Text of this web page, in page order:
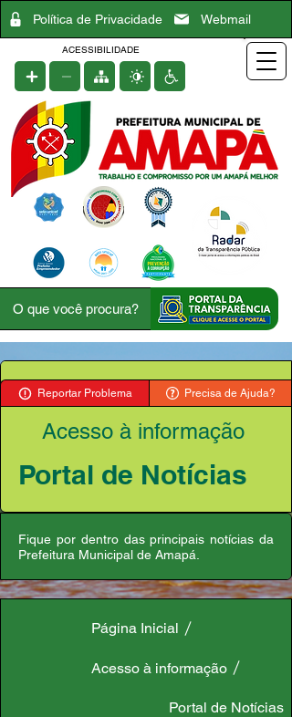
Política de Privacidade Webmail
ACESSIBILIDADE
Reportar Problema Precisa de Ajuda?
Acesso à informação
Portal de Notícias
Fique por dentro das principais notícias da
Prefeitura Municipal de Amapá.
Página Inicial
Acesso à informação
Portal de Notícias